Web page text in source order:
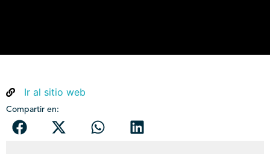
Ir al sitio web
Compartir en: